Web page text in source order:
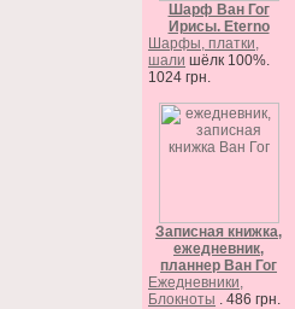
Шарф Ван Гог
Ирисы. Eterno
Шарфы, платки,
шали шёлк 100%.
1024 грн.
Записная книжка,
ежедневник,
планнер Ван Гог
Ежедневники,
Блокноты . 486 грн.